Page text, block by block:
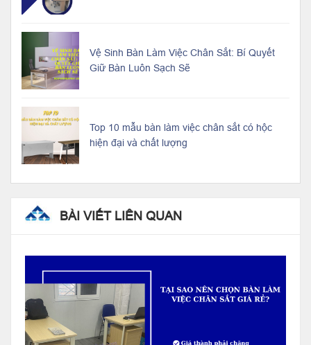
Vệ Sinh Bàn Làm Việc Chân Sắt: Bí Quyết
Giữ Bàn Luôn Sạch Sẽ
Top 10 mẫu bàn làm việc chân sắt có hộc
hiện đại và chất lượng
BÀI VIẾT LIÊN QUAN